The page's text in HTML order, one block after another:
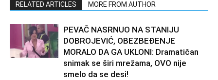
RELATED ARTICLES MORE FROM AUTHOR
PEVAČ NASRNUO NA STANIJU
DOBROJEVIĆ, OBEZBEĐENJE
MORALO DA GA UKLONI: Dramatičan
snimak se širi mrežama, OVO nije
smelo da se desi!